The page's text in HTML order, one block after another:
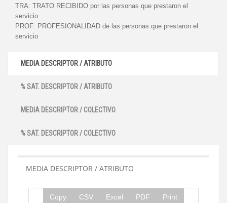
TRA: TRATO RECIBIDO por las personas que prestaron el
servicio
PROF: PROFESIONALIDAD de las personas que prestaron el
servicio
MEDIA DESCRIPTOR / ATRIBUTO
% SAT. DESCRIPTOR / ATRIBUTO
MEDIA DESCRIPTOR / COLECTIVO
% SAT. DESCRIPTOR / COLECTIVO
MEDIA DESCRIPTOR / ATRIBUTO
Copy CSV Excel PDF Print